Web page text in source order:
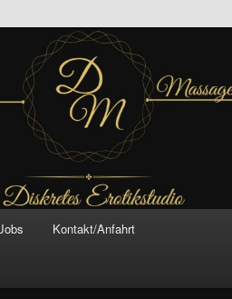
And
Kontakt/Anfahrt